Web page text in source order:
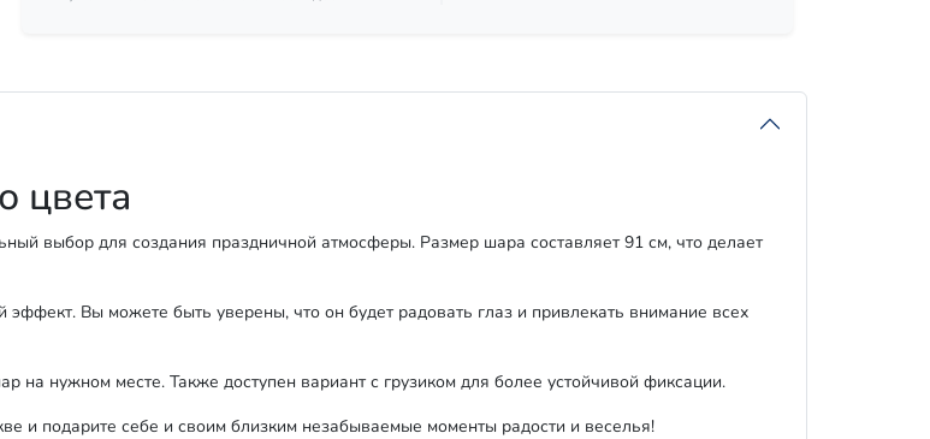
цвета
выбор для создания праздничной атмосферы. Размер шара составляет 91 см, что делает
Вы можете быть уверены, что он будет радовать глаз и привлекать внимание всех
на нужном месте. Также доступен вариант с грузиком для более устойчивой фиксации.
и подарите себе и своим близким незабываемые моменты радости и веселья!